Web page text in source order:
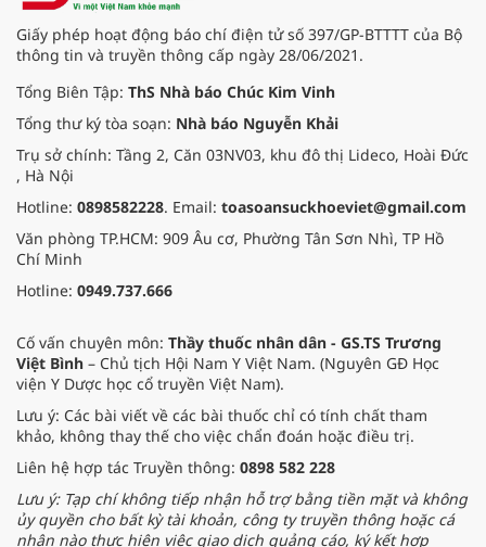
Giấy phép hoạt động báo chí điện tử số 397/GP-BTTTT của Bộ
thông tin và truyền thông cấp ngày 28/06/2021.
Tổng Biên Tập: ThS Nhà báo Chúc Kim Vinh
Tổng thư ký tòa soạn: Nhà báo Nguyễn Khải
Trụ sở chính: Tầng 2, Căn 03NV03, khu đô thị Lideco, Hoài Đức
, Hà Nội
Hotline: 0898582228. Email: toasoansuckhoeviet@gmail.com
Văn phòng TP.HCM: 909 Âu cơ, Phường Tân Sơn Nhì, TP Hồ
Chí Minh
Hotline: 0949.737.666
Cố vấn chuyên môn: Thầy thuốc nhân dân - GS.TS Trương
Việt Bình – Chủ tịch Hội Nam Y Việt Nam. (Nguyên GĐ Học
viện Y Dược học cổ truyền Việt Nam).
Lưu ý: Các bài viết về các bài thuốc chỉ có tính chất tham
khảo, không thay thế cho việc chẩn đoán hoặc điều trị.
Liên hệ hợp tác Truyền thông: 0898 582 228
Lưu ý: Tạp chí không tiếp nhận hỗ trợ bằng tiền mặt và không
ủy quyền cho bất kỳ tài khoản, công ty truyền thông hoặc cá
nhân nào thực hiện việc giao dịch quảng cáo, ký kết hợp